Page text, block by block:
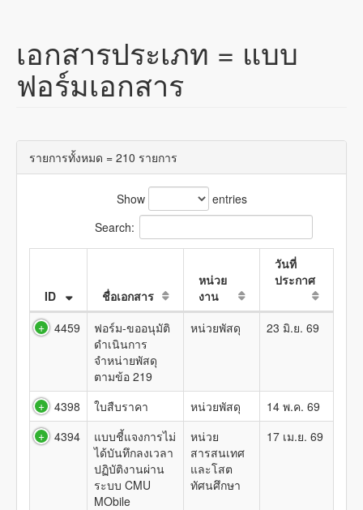
เอกสารประเภท = แบบ
ฟอร์มเอกสาร
รายการทั้งหมด = 210 รายการ
Show
entries
Search:
ID ชื่อเอกสาร
หน่วย
งาน
วันที่
ประกาศ
4459
ฟอร์ม-ขออนุมัติ
ดำเนินการ
จำหน่ายพัสดุ
ตามข้อ 219
หน่วยพัสดุ 23 มิ.ย. 69
4398 ใบสืบราคา หน่วยพัสดุ
14 พ.ค. 69
4394
แบบชี้แจงการไม่
ได้บันทึกลงเวลา
ปฏิบัติงานผ่าน
ระบบ CMU
MObile
หน่วย
สารสนเทศ
และโสต
ทัศนศึกษา
17 เม.ย. 69